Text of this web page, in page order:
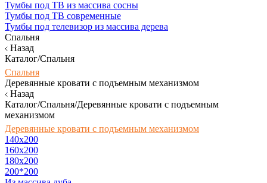
Тумбы под ТВ из массива сосны
Тумбы под ТВ современные
Тумбы под телевизор из массива дерева
Спальня
Назад
Каталог/Спальня
Спальня
Деревянные кровати с подъемным механизмом
Назад
Каталог/Спальня/Деревянные кровати с подъемным
механизмом
Деревянные кровати с подъемным механизмом
140x200
160х200
180х200
200*200